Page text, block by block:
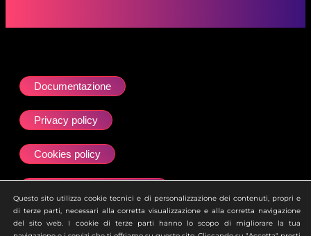
Documentazione
Privacy policy
Cookies policy
Site map
Questo sito utilizza cookie tecnici e di personalizzazione dei contenuti, propri e
di terze parti, necessari alla corretta visualizzazione e alla corretta navigazione
del sito web. I cookie di terze parti hanno lo scopo di migliorare la tua